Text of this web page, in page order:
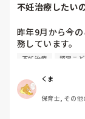
不妊治療したい
昨年9月から今
務しています。
12月からこっ
夫と相談して、
って不妊治療し
そのためには平
不妊治療 認定こ
くま
保育士, その他